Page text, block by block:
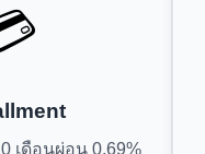
เดือนผ่อน 0.69%